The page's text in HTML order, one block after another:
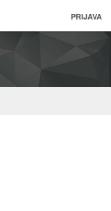
PRIJAVA